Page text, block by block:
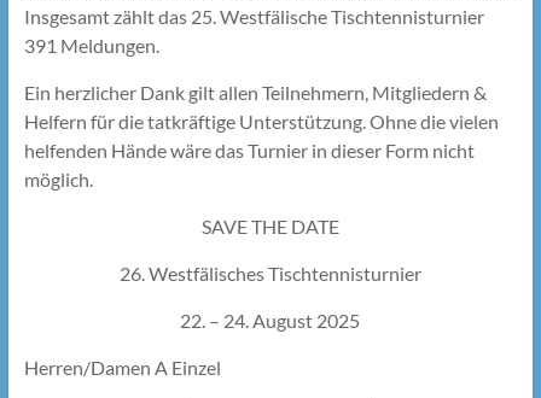
Insgesamt zählt das 25. Westfälische Tischtennisturnier
391 Meldungen.
Ein herzlicher Dank gilt allen Teilnehmern, Mitgliedern &
Helfern für die tatkräftige Unterstützung. Ohne die vielen
helfenden Hände wäre das Turnier in dieser Form nicht
möglich.
SAVE THE DATE
26. Westfälisches Tischtennisturnier
22. – 24. August 2025
Herren/Damen A Einzel